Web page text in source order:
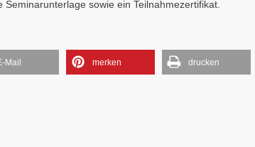
sowie ein Teilnahmezertifikat.
Mail merken drucken